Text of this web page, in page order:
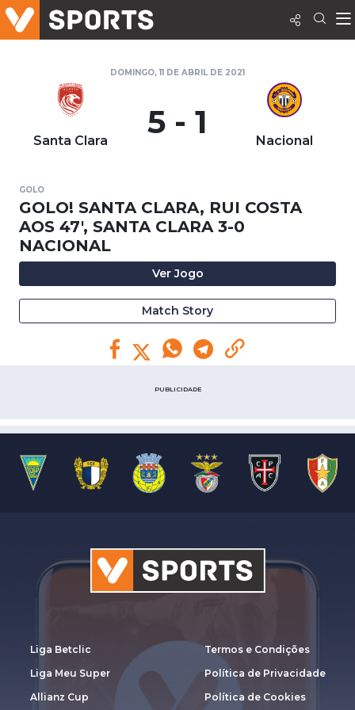
DOMINGO, 11 DE ABRIL DE 2021
Santa Clara 5 - 1 Nacional
GOLO
GOLO! SANTA CLARA, RUI COSTA
AOS 47', SANTA CLARA 3-0
NACIONAL
Ver Jogo
Match Story
PUBLICIDADE
Liga Betclic
Liga Meu Super
Allianz Cup
Termos e Condições
Política de Privacidade
Política de Cookies